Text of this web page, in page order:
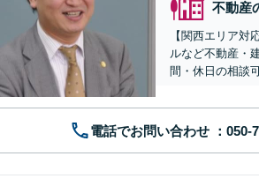
不動産
【関西エリア
ルなど不動産・
間・休日の相談可
電話でお問い合わせ